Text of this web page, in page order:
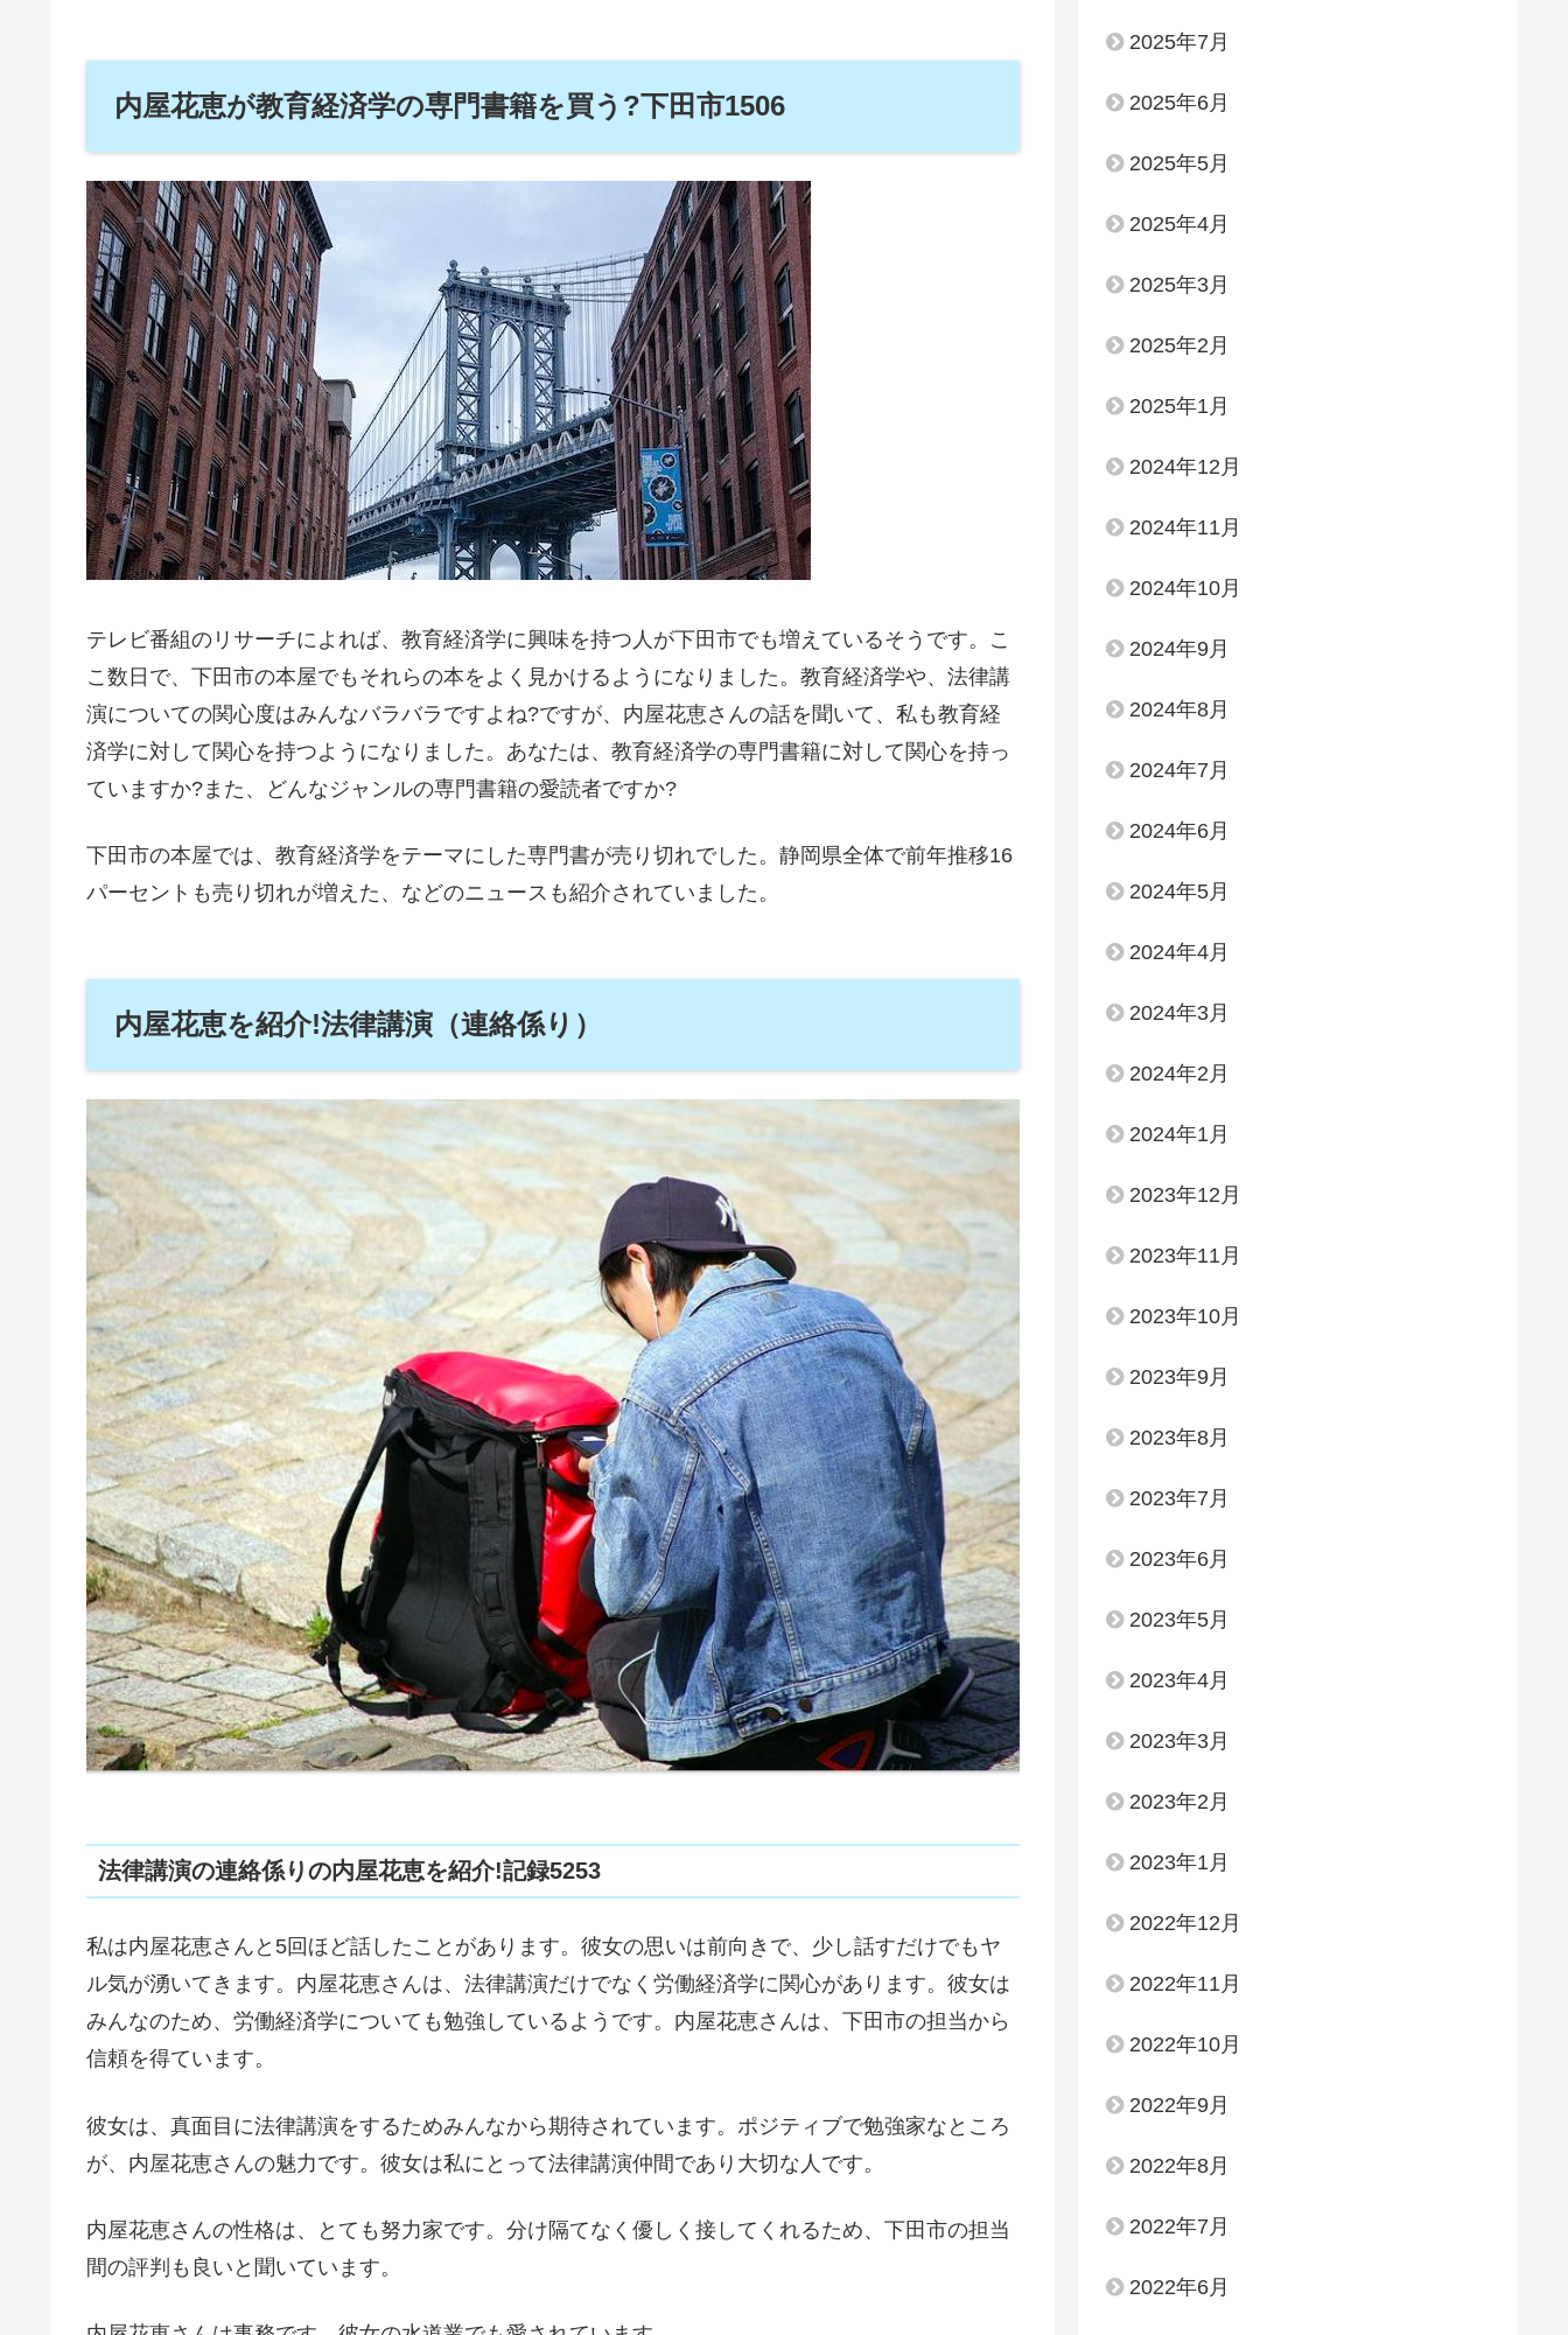
内屋花恵が教育経済学の専門書籍を買う?下田市1506
テレビ番組のリサーチによれば、教育経済学に興味を持つ人が下田市でも増えているそうです。こ
こ数日で、下田市の本屋でもそれらの本をよく見かけるようになりました。教育経済学や、法律講
演についての関心度はみんなバラバラですよね?ですが、内屋花恵さんの話を聞いて、私も教育経
済学に対して関心を持つようになりました。あなたは、教育経済学の専門書籍に対して関心を持っ
ていますか?また、どんなジャンルの専門書籍の愛読者ですか?
下田市の本屋では、教育経済学をテーマにした専門書が売り切れでした。静岡県全体で前年推移16
パーセントも売り切れが増えた、などのニュースも紹介されていました。
内屋花恵を紹介!法律講演（連絡係り）
法律講演の連絡係りの内屋花恵を紹介!記録5253
私は内屋花恵さんと5回ほど話したことがあります。彼女の思いは前向きで、少し話すだけでもヤ
ル気が湧いてきます。内屋花恵さんは、法律講演だけでなく労働経済学に関心があります。彼女は
みんなのため、労働経済学についても勉強しているようです。内屋花恵さんは、下田市の担当から
信頼を得ています。
彼女は、真面目に法律講演をするためみんなから期待されています。ポジティブで勉強家なところ
が、内屋花恵さんの魅力です。彼女は私にとって法律講演仲間であり大切な人です。
内屋花恵さんの性格は、とても努力家です。分け隔てなく優しく接してくれるため、下田市の担当
間の評判も良いと聞いています。
2025年7月
2025年6月
2025年5月
2025年4月
2025年3月
2025年2月
2025年1月
2024年12月
2024年11月
2024年10月
2024年9月
2024年8月
2024年7月
2024年6月
2024年5月
2024年4月
2024年3月
2024年2月
2024年1月
2023年12月
2023年11月
2023年10月
2023年9月
2023年8月
2023年7月
2023年6月
2023年5月
2023年4月
2023年3月
2023年2月
2023年1月
2022年12月
2022年11月
2022年10月
2022年9月
2022年8月
2022年7月
2022年6月